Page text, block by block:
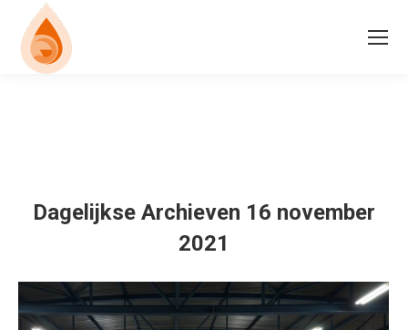
Dagelijkse Archieven 16 november
2021